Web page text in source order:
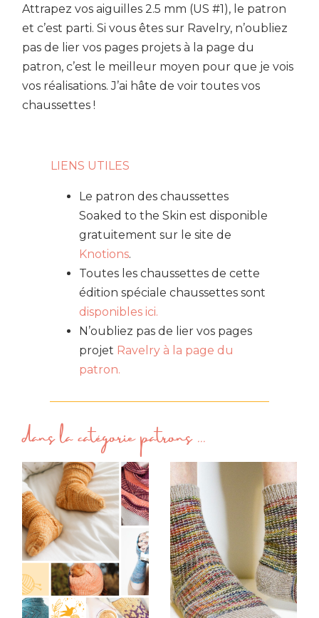
Attrapez vos aiguilles 2.5 mm (US #1), le patron
et c’est parti. Si vous êtes sur Ravelry, n’oubliez
pas de lier vos pages projets à la page du
patron, c’est le meilleur moyen pour que je vois
vos réalisations. J’ai hâte de voir toutes vos
chaussettes !
LIENS UTILES
Le patron des chaussettes
Soaked to the Skin est disponible
gratuitement sur le site de
Knotions.
Toutes les chaussettes de cette
édition spéciale chaussettes sont
disponibles ici.
N’oubliez pas de lier vos pages
projet Ravelry à la page du
patron.
dans la catégoriepatrons...